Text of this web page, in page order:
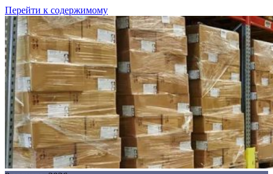
Перейти к содержимому